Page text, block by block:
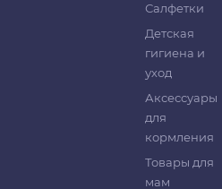
Салфетки
Детская
гигиена и
уход
Аксессуары
для
кормления
Товары для
мам